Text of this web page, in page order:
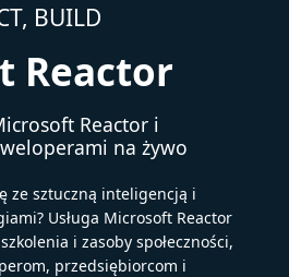
BUILD
Reactor
Reactor i
na żywo
ze sztuczną inteligencją i
Usługa Microsoft Reactor
i zasoby społeczności,
przedsiębiorcom i